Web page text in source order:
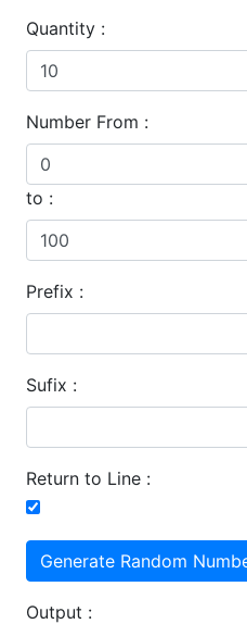
Quantity :
Number From :
to :
Prefix :
Sufix :
Return to Line :
Output :